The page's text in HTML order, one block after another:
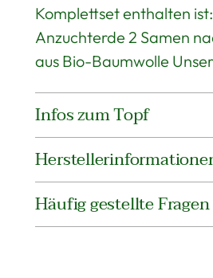
Komplettset enthalten
Anzuchterde 2 Samen
aus Bio-Baumwolle
Infos zum Topf
Häufig gestellte Fragen